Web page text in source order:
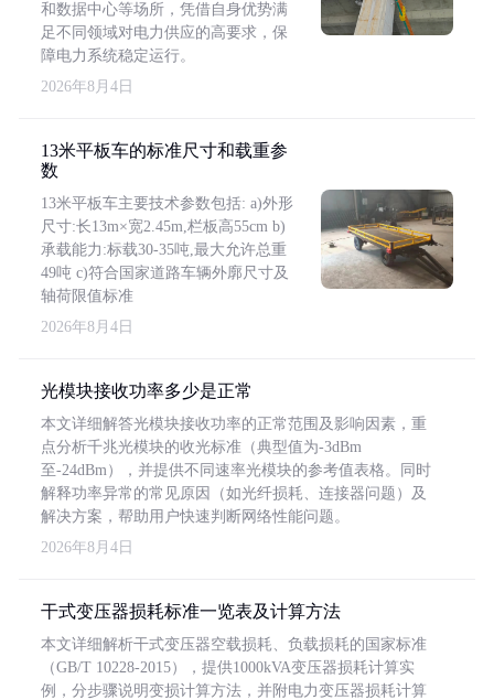
和数据中心等场所，凭借自身优势满
足不同领域对电力供应的高要求，保
障电力系统稳定运行。
2026年8月4日
13米平板车的标准尺寸和载重参
数
13米平板车主要技术参数包括: a)外形
尺寸:长13m×宽2.45m,栏板高55cm b)
承载能力:标载30-35吨,最大允许总重
49吨 c)符合国家道路车辆外廓尺寸及
轴荷限值标准
2026年8月4日
光模块接收功率多少是正常
本文详细解答光模块接收功率的正常范围及影响因素，重
点分析千兆光模块的收光标准（典型值为-3dBm
至-24dBm），并提供不同速率光模块的参考值表格。同时
解释功率异常的常见原因（如光纤损耗、连接器问题）及
解决方案，帮助用户快速判断网络性能问题。
2026年8月4日
干式变压器损耗标准一览表及计算方法
本文详细解析干式变压器空载损耗、负载损耗的国家标准
（GB/T 10228-2015），提供1000kVA变压器损耗计算实
例，分步骤说明变损计算方法，并附电力变压器损耗计算